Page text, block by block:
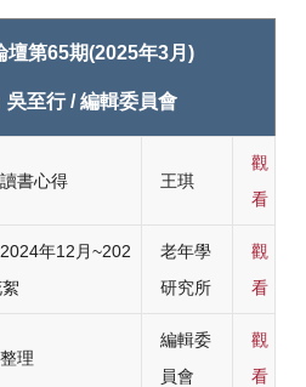
壇第65期(2025年3月)
吳至行 / 編輯委員會
書心得 王琪
觀
看
年12月~202
老年學
研究所
觀
看
理
編輯委
員會
觀
看